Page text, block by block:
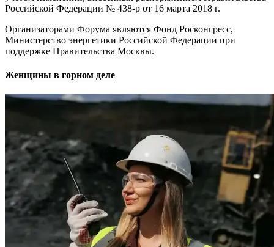
Российской Федерации № 438-р от 16 марта 2018 г.
Организаторами Форума являются Фонд Росконгресс,
Министерство энергетики Российской Федерации при
поддержке Правительства Москвы.
Женщины в горном деле